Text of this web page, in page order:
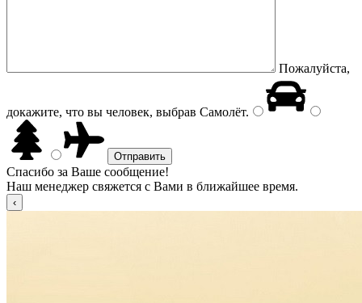
Пожалуйста,
докажите, что вы человек, выбрав Самолёт.
Спасибо за Ваше сообщение!
Наш менеджер свяжется с Вами в ближайшее время.